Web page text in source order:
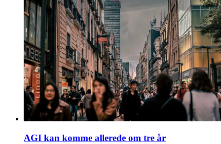
AGI kan komme allerede om tre år